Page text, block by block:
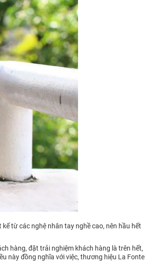
từ các nghệ nhân tay nghề cao, nên hầu hết
hàng, đặt trải nghiệm khách hàng là trên hết,
này đồng nghĩa với việc, thương hiệu La Fonte